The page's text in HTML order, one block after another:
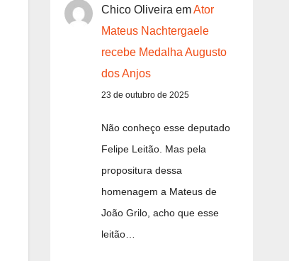
Chico Oliveira emAtor
Mateus Nachtergaele
recebe Medalha Augusto
dos Anjos
23 de outubro de 2025
Não conheço esse deputado
Felipe Leitão. Mas pela
propositura dessa
homenagem a Mateus de
João Grilo, acho que esse
leitão…